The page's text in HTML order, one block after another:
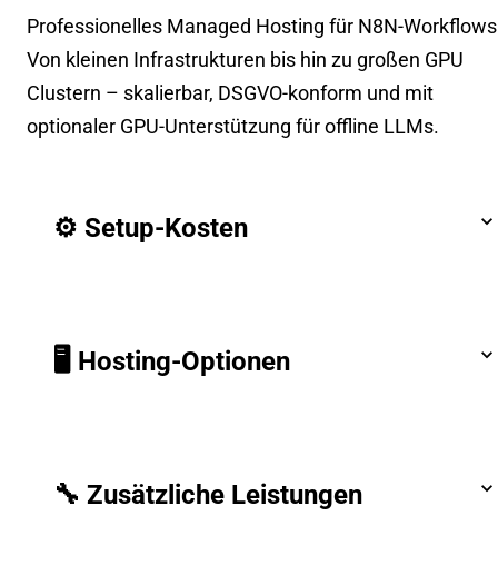
Professionelles Managed Hosting für N8N-
Von kleinen Infrastrukturen bis hin zu großen GPU
Clustern – skalierbar, DSGVO-konform und mit
optionaler GPU-Unterstützung für offline LLMs.
⚙️ Setup-Kosten
🖥️ Hosting-Optionen
🔧 Zusätzliche Leistungen